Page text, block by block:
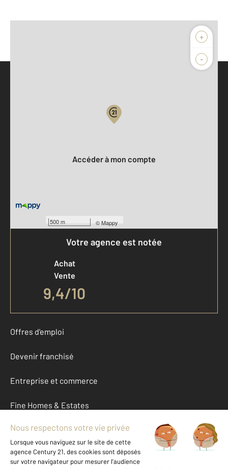
+
-
500 m ©Mappy
Accéder à mon compte
Votre agence est notée
Achat
Vente
9,4/10
Offres d'emploi
Devenir franchisé
Entreprise et commerce
Fine Homes & Estates
À propos
International